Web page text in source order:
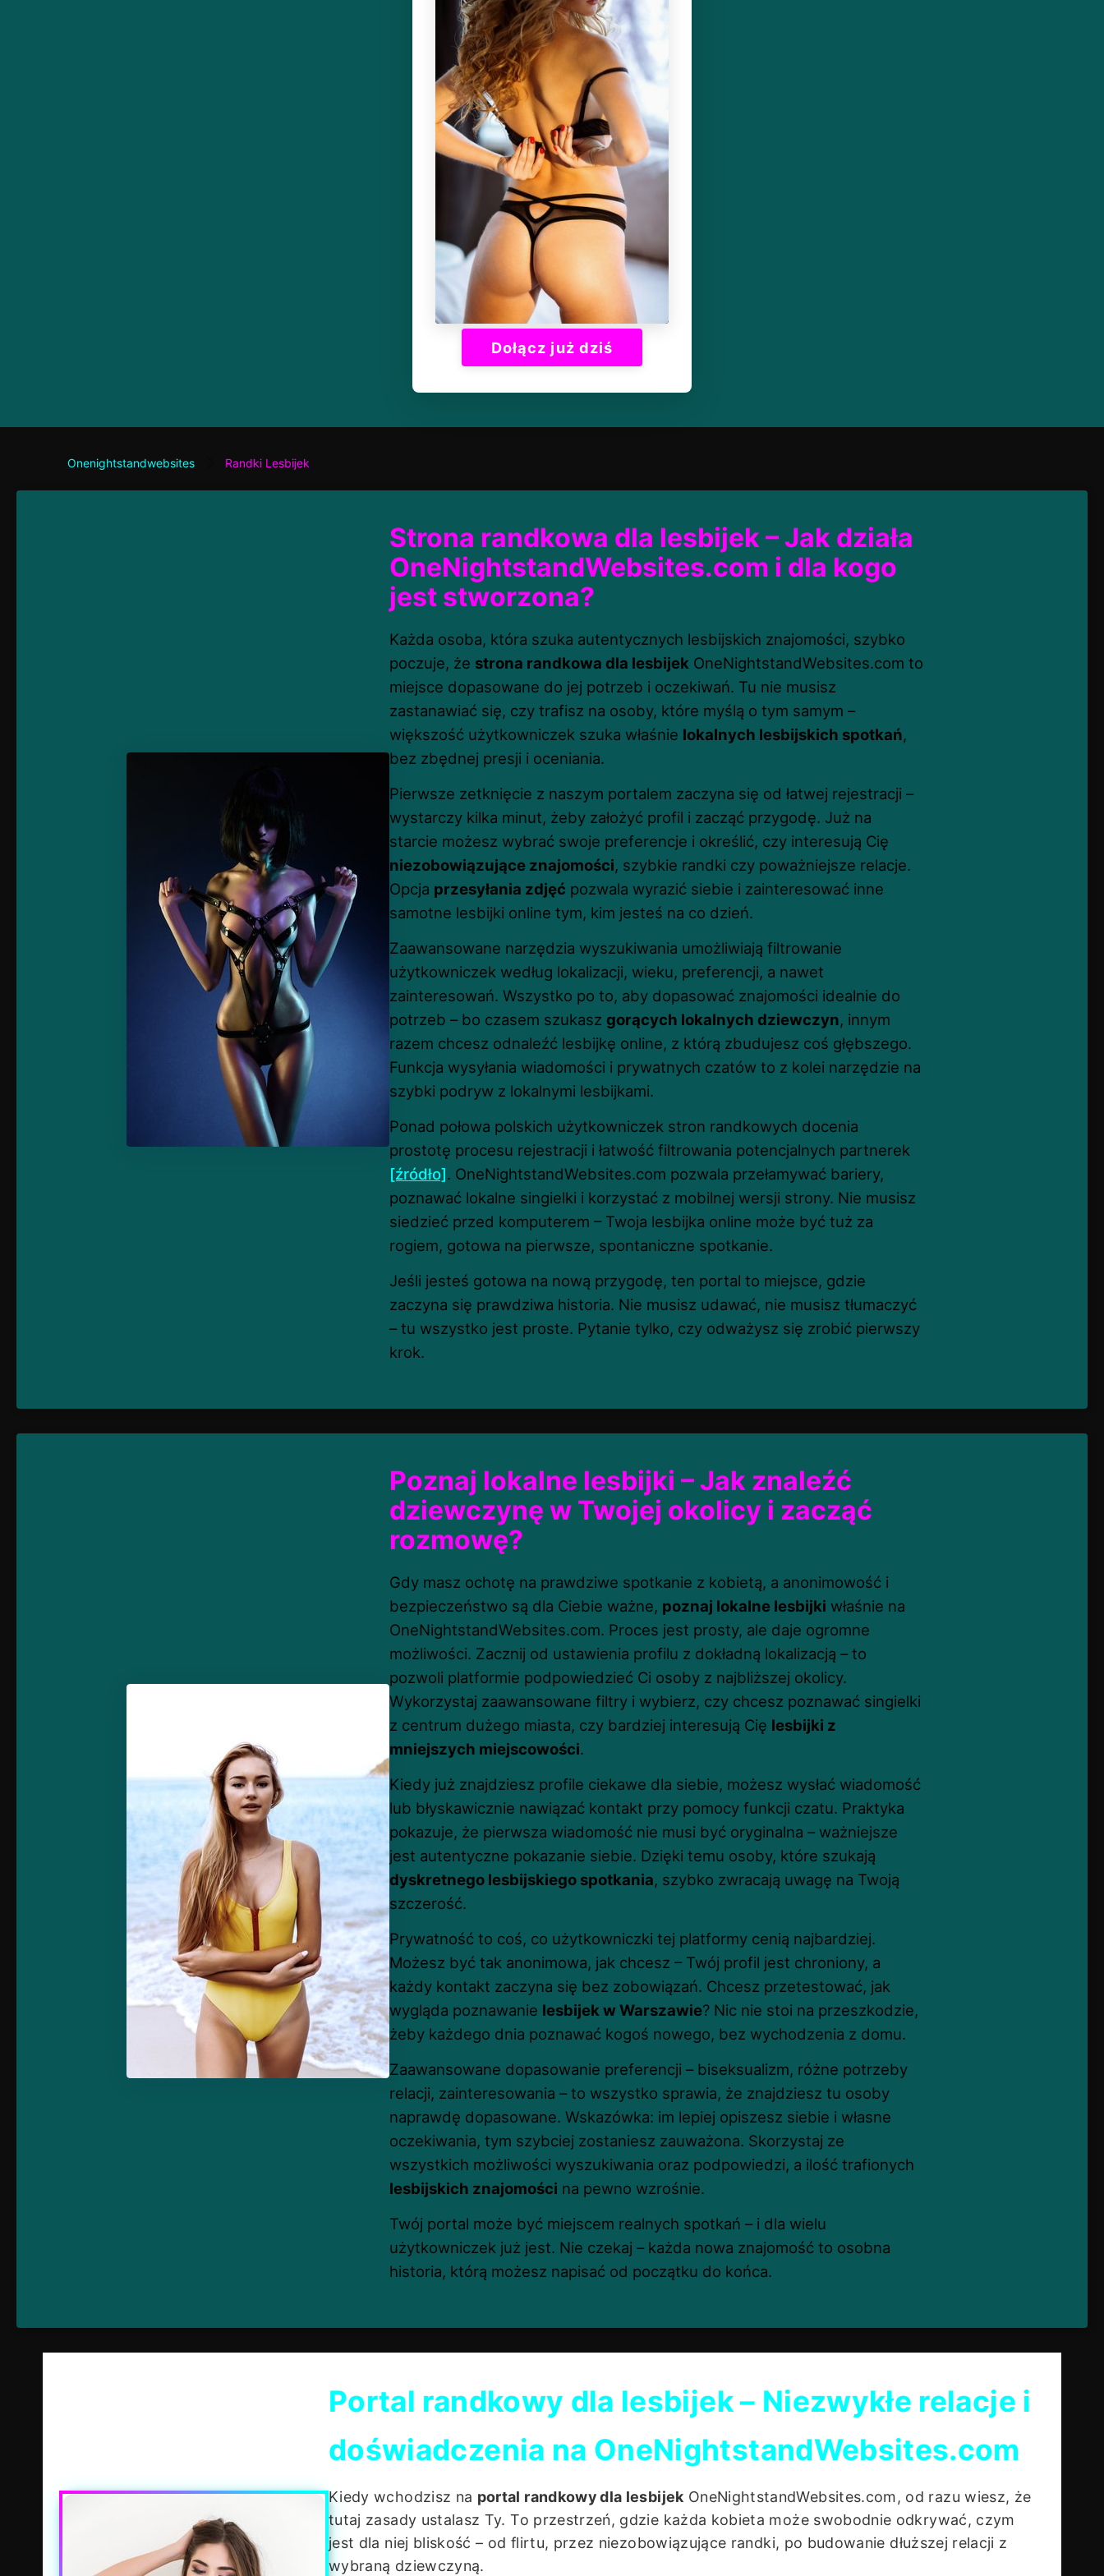
Dołącz już dziś
Onenightstandwebsites Randki Lesbijek
Strona randkowa dla lesbijek – Jak działa
OneNightstandWebsites.com i dla kogo
jest stworzona?
Każda osoba, która szuka autentycznych lesbijskich znajomości, szybko
poczuje, że strona randkowa dla lesbijek OneNightstandWebsites.com to
miejsce dopasowane do jej potrzeb i oczekiwań. Tu nie musisz
zastanawiać się, czy trafisz na osoby, które myślą o tym samym –
większość użytkowniczek szuka właśnie lokalnych lesbijskich spotkań,
bez zbędnej presji i oceniania.
Pierwsze zetknięcie z naszym portalem zaczyna się od łatwej rejestracji –
wystarczy kilka minut, żeby założyć profil i zacząć przygodę. Już na
starcie możesz wybrać swoje preferencje i określić, czy interesują Cię
niezobowiązujące znajomości, szybkie randki czy poważniejsze relacje.
Opcja przesyłania zdjęć pozwala wyrazić siebie i zainteresować inne
samotne lesbijki online tym, kim jesteś na co dzień.
Zaawansowane narzędzia wyszukiwania umożliwiają filtrowanie
użytkowniczek według lokalizacji, wieku, preferencji, a nawet
zainteresowań. Wszystko po to, aby dopasować znajomości idealnie do
potrzeb – bo czasem szukasz gorących lokalnych dziewczyn, innym
razem chcesz odnaleźć lesbijkę online, z którą zbudujesz coś głębszego.
Funkcja wysyłania wiadomości i prywatnych czatów to z kolei narzędzie na
szybki podryw z lokalnymi lesbijkami.
Ponad połowa polskich użytkowniczek stron randkowych docenia
prostotę procesu rejestracji i łatwość filtrowania potencjalnych partnerek
[źródło]. OneNightstandWebsites.com pozwala przełamywać bariery,
poznawać lokalne singielki i korzystać z mobilnej wersji strony. Nie musisz
siedzieć przed komputerem – Twoja lesbijka online może być tuż za
rogiem, gotowa na pierwsze, spontaniczne spotkanie.
Jeśli jesteś gotowa na nową przygodę, ten portal to miejsce, gdzie
zaczyna się prawdziwa historia. Nie musisz udawać, nie musisz tłumaczyć
– tu wszystko jest proste. Pytanie tylko, czy odważysz się zrobić pierwszy
krok.
Poznaj lokalne lesbijki – Jak znaleźć
dziewczynę w Twojej okolicy i zacząć
rozmowę?
Gdy masz ochotę na prawdziwe spotkanie z kobietą, a anonimowość i
bezpieczeństwo są dla Ciebie ważne, poznaj lokalne lesbijki właśnie na
OneNightstandWebsites.com. Proces jest prosty, ale daje ogromne
możliwości. Zacznij od ustawienia profilu z dokładną lokalizacją – to
pozwoli platformie podpowiedzieć Ci osoby z najbliższej okolicy.
Wykorzystaj zaawansowane filtry i wybierz, czy chcesz poznawać singielki
z centrum dużego miasta, czy bardziej interesują Cię lesbijki z
mniejszych miejscowości.
Kiedy już znajdziesz profile ciekawe dla siebie, możesz wysłać wiadomość
lub błyskawicznie nawiązać kontakt przy pomocy funkcji czatu. Praktyka
pokazuje, że pierwsza wiadomość nie musi być oryginalna – ważniejsze
jest autentyczne pokazanie siebie. Dzięki temu osoby, które szukają
dyskretnego lesbijskiego spotkania, szybko zwracają uwagę na Twoją
szczerość.
Prywatność to coś, co użytkowniczki tej platformy cenią najbardziej.
Możesz być tak anonimowa, jak chcesz – Twój profil jest chroniony, a
każdy kontakt zaczyna się bez zobowiązań. Chcesz przetestować, jak
wygląda poznawanie lesbijek w Warszawie? Nic nie stoi na przeszkodzie,
żeby każdego dnia poznawać kogoś nowego, bez wychodzenia z domu.
Zaawansowane dopasowanie preferencji – biseksualizm, różne potrzeby
relacji, zainteresowania – to wszystko sprawia, że znajdziesz tu osoby
naprawdę dopasowane. Wskazówka: im lepiej opiszesz siebie i własne
oczekiwania, tym szybciej zostaniesz zauważona. Skorzystaj ze
wszystkich możliwości wyszukiwania oraz podpowiedzi, a ilość trafionych
lesbijskich znajomości na pewno wzrośnie.
Twój portal może być miejscem realnych spotkań – i dla wielu
użytkowniczek już jest. Nie czekaj – każda nowa znajomość to osobna
historia, którą możesz napisać od początku do końca.
Portal randkowy dla lesbijek – Niezwykłe relacje i
doświadczenia na OneNightstandWebsites.com
Kiedy wchodzisz na portal randkowy dla lesbijek OneNightstandWebsites.com, od razu wiesz, że
tutaj zasady ustalasz Ty. To przestrzeń, gdzie każda kobieta może swobodnie odkrywać, czym
jest dla niej bliskość – od flirtu, przez niezobowiązujące randki, po budowanie dłuższej relacji z
wybraną dziewczyną.